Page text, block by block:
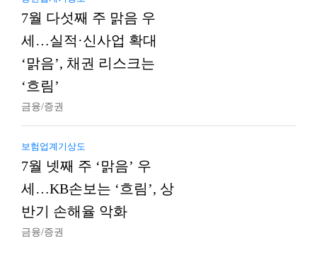
7월 다섯째 주 맑음 우
세…실적·신사업 확대
‘맑음’, 채권 리스크는
‘흐림’
금융/증권
보험업계기상도
7월 넷째 주 ‘맑음’ 우
세…KB손보는 ‘흐림’, 상
반기 손해율 악화
금융/증권